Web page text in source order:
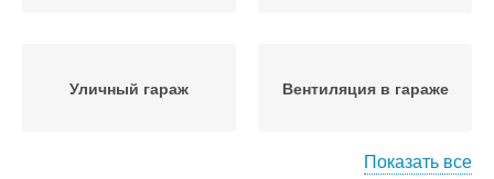
Уличный гараж Вентиляция в гараже
Показать все